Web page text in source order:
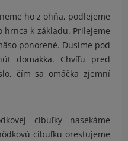
ho z ohňa, podlejeme
k základu. Prilejeme
ponorené. Dusíme pod
domäkka. Chvíľu pred
čím sa omáčka zjemní
cibuľky nasekáme
cibuľku orestujeme